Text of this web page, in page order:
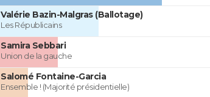
Valérie Bazin-Malgras (Ballotage)
Les Républicains
Samira Sebbari
Union de la gauche
Salomé Fontaine-Garcia
Ensemble ! (Majorité présidentielle)